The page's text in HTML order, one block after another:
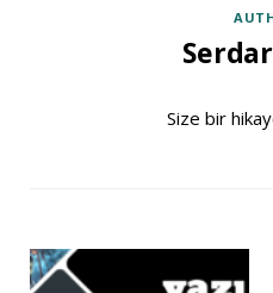
Size bir